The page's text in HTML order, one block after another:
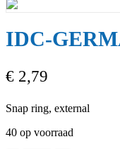
IDC-
€ 2,79
Snap ring, external
40 op voorraad